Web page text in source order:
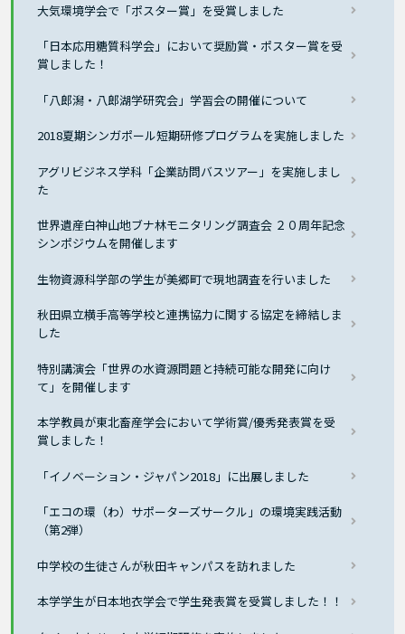
大気環境学会で「ポスター賞」を受賞しました
「日本応用糖質科学会」において奨励賞・ポスター賞を受
賞しました！
「八郎潟・八郎湖学研究会」学習会の開催について
2018夏期シンガポール短期研修プログラムを実施しました
アグリビジネス学科「企業訪問バスツアー」を実施しまし
た
世界遺産白神山地ブナ林モニタリング調査会 ２０周年記念
シンポジウムを開催します
生物資源科学部の学生が美郷町で現地調査を行いました
秋田県立横手高等学校と連携協力に関する協定を締結しま
した
特別講演会「世界の水資源問題と持続可能な開発に向け
て」を開催します
本学教員が東北畜産学会において学術賞/優秀発表賞を受
賞しました！
「イノベーション・ジャパン2018」に出展しました
「エコの環（わ）サポーターズサークル」の環境実践活動
（第2弾）
中学校の生徒さんが秋田キャンパスを訪れました
本学学生が日本地衣学会で学生発表賞を受賞しました！！